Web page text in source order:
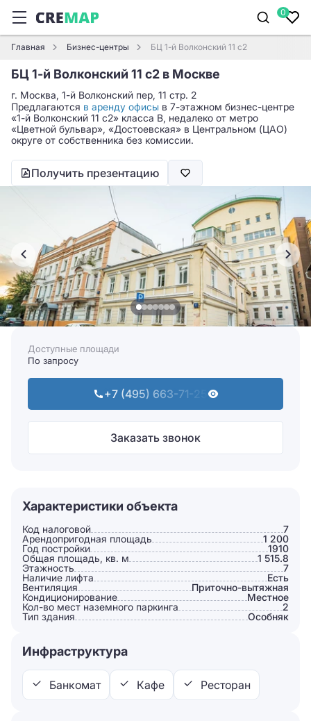
0
Главная Бизнес-центры БЦ 1-й Волконский 11 с2
БЦ 1-й Волконский 11 с2 в Москве
г. Москва, 1-й Волконский пер, 11 стр. 2
Предлагаются в аренду офисы в 7-этажном бизнес-центре
«1-й Волконский 11 с2» класса B, недалеко от метро
«Цветной бульвар», «Достоевская» в Центральном (ЦАО)
округе от собственника без комиссии.
Получить презентацию
Доступные площади
По запросу
+7 (495) 663-71-25
Заказать звонок
Характеристики объекта
Код налоговой
7
Арендопригодная площадь
1 200
Год постройки
1910
Общая площадь, кв. м
1 515.8
Этажность
7
Наличие лифта
Есть
Вентиляция
Приточно-вытяжная
Кондиционирование
Местное
Кол-во мест наземного паркинга
2
Тип здания
Особняк
Инфраструктура
Банкомат Кафе Ресторан